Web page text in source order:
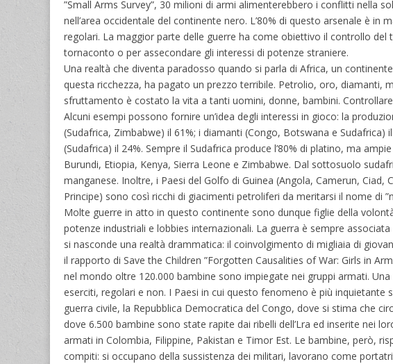
”Small Arms Survey”, 30 milioni di armi alimenterebbero i conflitti nella
nell’area occidentale del continente nero. L’80% di questo arsenale è
regolari. La maggior parte delle guerre ha come obiettivo il controllo
tornaconto o per assecondare gli interessi di potenze straniere.
Una realtà che diventa paradosso quando si parla di Africa, un
questa ricchezza, ha pagato un prezzo terribile. Petrolio, oro, diamanti,
sfruttamento è costato la vita a tanti uomini, donne, bambini.
Alcuni esempi possono fornire un’idea degli interessi in gioco: la
(Sudafrica, Zimbabwe) il 61%; i diamanti (Congo, Botswana e Sudafrica)
(Sudafrica) il 24%. Sempre il Sudafrica produce l’80% di platino, ma
Burundi, Etiopia, Kenya, Sierra Leone e Zimbabwe. Dal sottosuolo
manganese. Inoltre, i Paesi del Golfo di Guinea (Angola, Camerun,
Principe) sono così ricchi di giacimenti petroliferi da meritarsi il nome di
Molte guerre in atto in questo continente sono dunque figlie della
potenze industriali e lobbies internazionali. La guerra è sempre
si nasconde una realtà drammatica: il coinvolgimento di migliaia di
il rapporto di Save the Children ”Forgotten Causalities of War: Girls in
nel mondo oltre 120.000 bambine sono impiegate nei gruppi armati.
eserciti, regolari e non. I Paesi in cui questo fenomeno è più
guerra civile, la Repubblica Democratica del Congo, dove si stima che
dove 6.500 bambine sono state rapite dai ribelli dell’Lra ed inserite nei
armati in Colombia, Filippine, Pakistan e Timor Est. Le bambine, però,
compiti: si occupano della sussistenza dei militari, lavorano come